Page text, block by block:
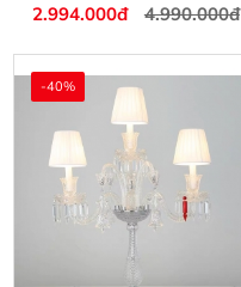
2.994.000đ
4.990.000đ
-40%